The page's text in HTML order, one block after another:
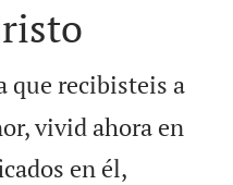
que recibisteis a
vivid ahora en
en él,